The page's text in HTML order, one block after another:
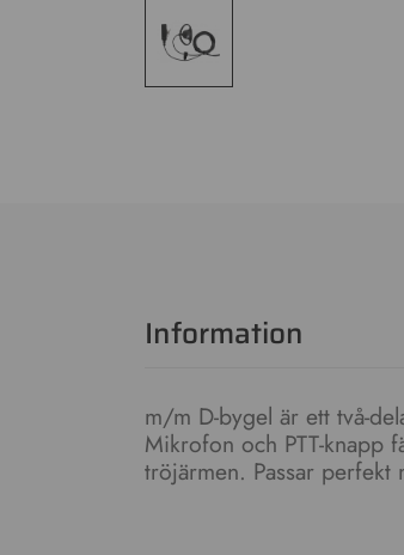
Information
m/m D-bygel är ett två-
Mikrofon och PTT-knapp
tröjärmen. Passar perfekt